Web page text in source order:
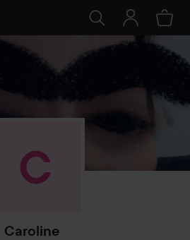
Caroline